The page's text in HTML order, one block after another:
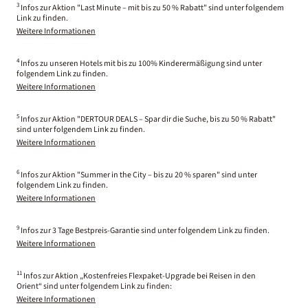
3 Infos zur Aktion "Last Minute – mit bis zu 50 % Rabatt" sind unter folgendem
Link zu finden.
Weitere Informationen
4 Infos zu unseren Hotels mit bis zu 100% Kinderermäßigung sind unter
folgendem Link zu finden.
Weitere Informationen
5 Infos zur Aktion "DERTOUR DEALS – Spar dir die Suche, bis zu 50 % Rabatt"
sind unter folgendem Link zu finden.
Weitere Informationen
6 Infos zur Aktion "Summer in the City – bis zu 20 % sparen" sind unter
folgendem Link zu finden.
Weitere Informationen
9 Infos zur 3 Tage Bestpreis-Garantie sind unter folgendem Link zu finden.
Weitere Informationen
11 Infos zur Aktion „Kostenfreies Flexpaket-Upgrade bei Reisen in den
Orient“ sind unter folgendem Link zu finden:
Weitere Informationen